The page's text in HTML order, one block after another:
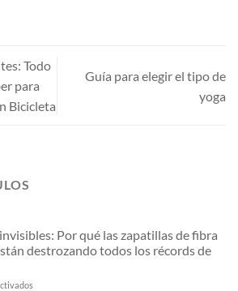
Todo
para
Bicicleta
Guía para elegir el tipo de
yoga
Por qué las zapatillas de fibra
destrozando todos los récords de